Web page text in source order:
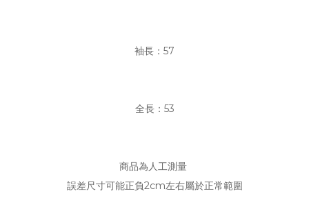
袖長：57
全長：53
商品為人工測量
誤差尺寸可能正負2cm左右屬於正常範圍